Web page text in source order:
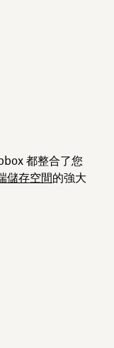
都整合了您
儲存空間的強大